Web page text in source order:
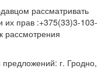
рассматривать
их прав :+375(33)3-103-
рассмотрения
г. Гродно,